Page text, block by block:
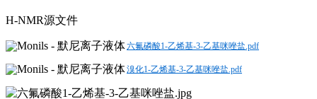
H-NMR源文件
六氟磷酸1-乙烯基-3-乙基咪唑盐.pdf
溴化1-乙烯基-3-乙基咪唑盐.pdf